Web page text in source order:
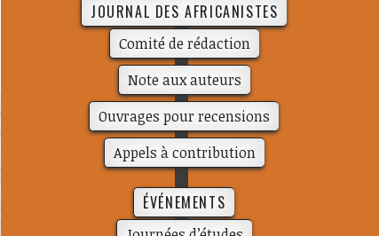
JOURNAL DES AFRICANISTES
Comité de rédac­­tion
Note aux auteurs
Ouvrages pour recensions
Appels à contribution
ÉVÉNEMENTS